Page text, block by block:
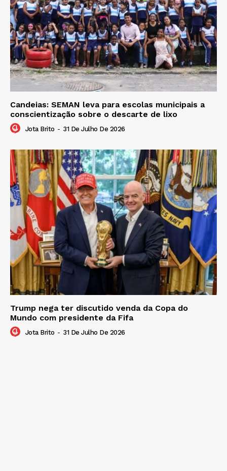
Candeias: SEMAN leva para escolas municipais a
conscientização sobre o descarte de lixo
Jota Brito - 31 De Julho De 2026
Trump nega ter discutido venda da Copa do
Mundo com presidente da Fifa
Jota Brito - 31 De Julho De 2026